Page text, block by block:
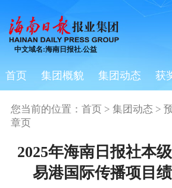
中文域名:海南日报社.公益
首页 集团概貌 集团动态 获
您当前的位置： 首页> 集团动态 >
章页
2025年海南日报社本
易港国际传播项目